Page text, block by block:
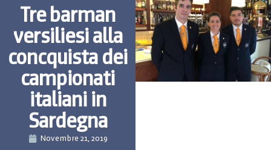
Tre barman
versiliesi alla
concquista dei
campionati
italiani in
Sardegna
Novembre 21, 2019